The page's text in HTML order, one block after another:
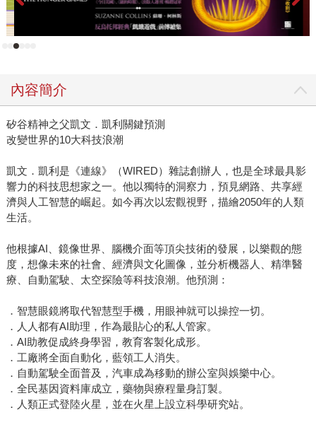
內容簡介
矽谷精神之父凱文．凱利關鍵預測
改變世界的10大科技浪潮
凱文．凱利是《連線》（WIRED）雜誌創辦人，也是全球最具影
響力的科技思想家之一。他以獨特的洞察力，預見網路、共享經
濟與人工智慧的崛起。如今再次以宏觀視野，描繪2050年的人類
生活。
他根據AI、鏡像世界、腦機介面等頂尖技術的發展，以樂觀的態
度，想像未來的社會、經濟與文化圖像，並分析機器人、精準醫
療、自動駕駛、太空探險等科技浪潮。他預測：
．智慧眼鏡將取代智慧型手機，用眼神就可以操控一切。
．人人都有AI助理，作為最貼心的私人管家。
．AI助教促成終身學習，教育客製化成形。
．工廠將全面自動化，藍領工人消失。
．自動駕駛全面普及，汽車成為移動的辦公室與娛樂中心。
．全民基因資料庫成立，藥物與療程量身訂製。
．人類正式登陸火星，並在火星上設立科學研究站。